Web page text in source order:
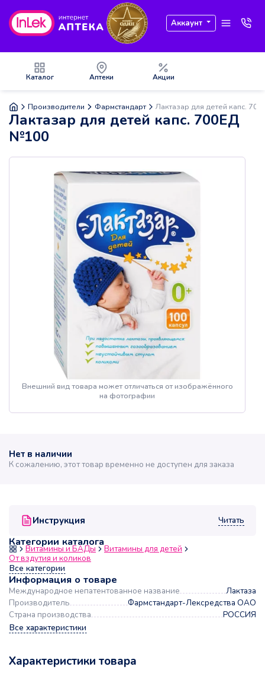
Аккаунт
Каталог Аптеки Акции
Производители Фармстандарт Лактазар для детей капс.
Лактазар для детей капс. 700ЕД
№100
Внешний вид товара может отличаться от изображённого
на фотографии
Инструкция Читать
Категории каталога
Витамины и БАДы
Витамины для детей
От вздутия и коликов
Все категории
Информация о товаре
Международное непатентованное название
Лактаза
Производитель
Фармстандарт-Лексредства ОАО
Страна производства
РОССИЯ
Все характеристики
Характеристики товара
Нет в наличии
К сожалению, этот товар временно не доступен для заказа